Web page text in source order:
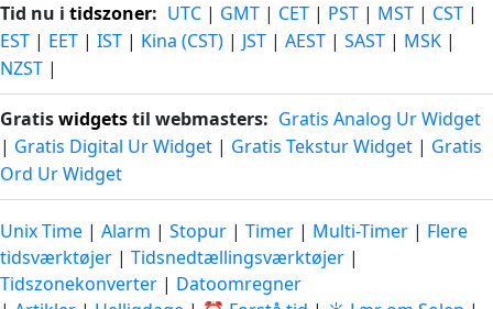
Tid nu i tidszoner: UTC | GMT | CET | PST | MST | CST |
EST | EET | IST | Kina (CST) | JST | AEST | SAST | MSK |
NZST |
Gratiswidgetstil webmasters: Gratis Analog Ur Widget
| Gratis Digital Ur Widget | Gratis Tekstur Widget | Gratis
Ord Ur Widget
Unix Time | Alarm | Stopur | Timer | Multi-Timer | Flere
tidsværktøjer | Tidsnedtællingsværktøjer |
Tidszonekonverter | Datoomregner